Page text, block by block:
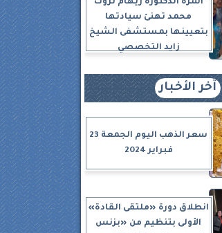
أسرة الدكتورة ريهام ثروت
محمد تهنئ سيادتها
بتعيينها بمستشفى الشيخ
زايد التخصصي
آخر الأخبار
سعر الذهب اليوم الجمعة 23
فبراير 2024
انطلاق دورة «ملتقى القادة»
الأولى بتنظيم من «بزنس